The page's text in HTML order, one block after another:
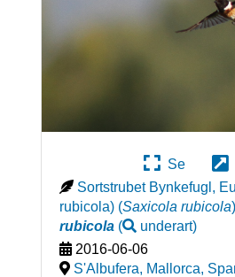
Se
Sortstrubet Bynkefugl,
rubicola) (Saxicola rubicola)
rubicola( underart)
2016-06-06
S'Albufera, Mallorca,